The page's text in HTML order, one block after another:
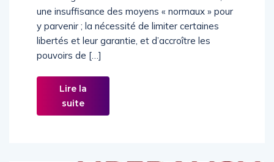
une insuffisance des moyens « normaux » pour
y parvenir ; la nécessité de limiter certaines
libertés et leur garantie, et d’accroître les
pouvoirs de […]
Lire la
suite